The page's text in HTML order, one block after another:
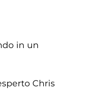
in un
Chris